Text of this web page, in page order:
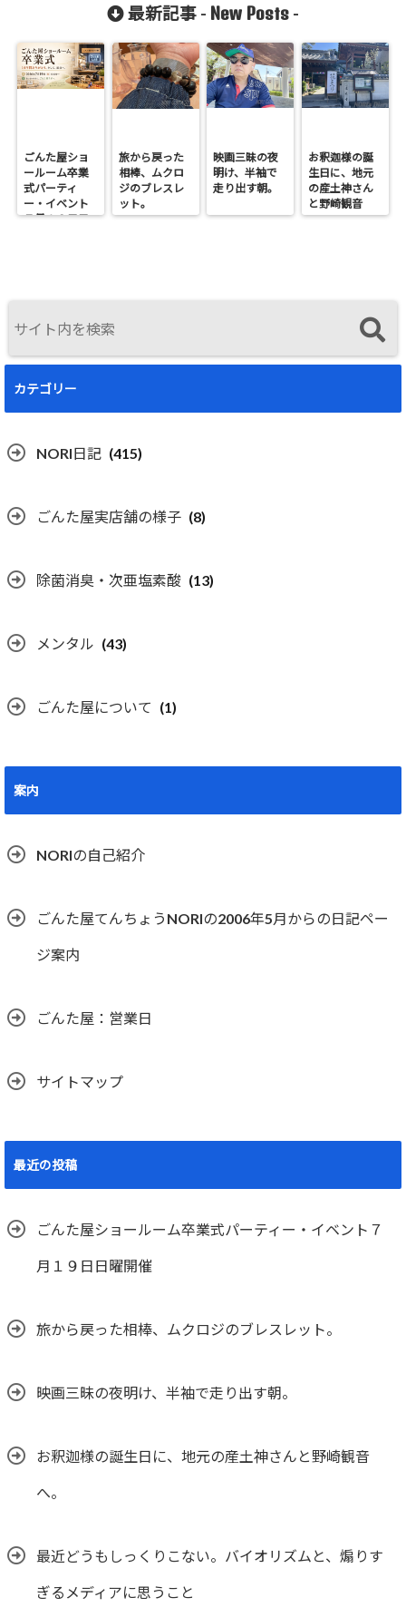
最新記事 - New Posts -
ごんた屋ショ
ールーム卒業
式パーティ
ー・イベント
７月１９日日
旅から戻った
相棒、ムクロ
ジのブレスレ
ット。
映画三昧の夜
明け、半袖で
走り出す朝。
お釈迦様の誕
生日に、地元
の産土神さん
と野崎観音
へ。
カテゴリー
NORI日記 (415)
ごんた屋実店舗の様子 (8)
除菌消臭・次亜塩素酸 (13)
メンタル (43)
ごんた屋について (1)
案内
NORIの自己紹介
ごんた屋てんちょうNORIの2006年5月からの日記ペー
ジ案内
ごんた屋：営業日
サイトマップ
最近の投稿
ごんた屋ショールーム卒業式パーティー・イベント７
月１９日日曜開催
旅から戻った相棒、ムクロジのブレスレット。
映画三昧の夜明け、半袖で走り出す朝。
お釈迦様の誕生日に、地元の産土神さんと野崎観音
へ。
最近どうもしっくりこない。バイオリズムと、煽りす
ぎるメディアに思うこと